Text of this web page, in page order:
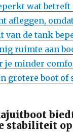
wat betreft
afleggen,
van de tank
ruimte aan
je minder
grotere boot of
stabiliteit